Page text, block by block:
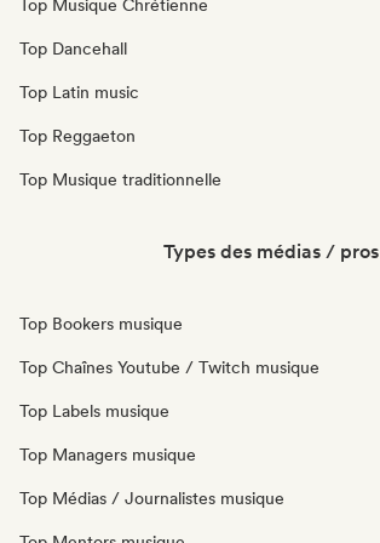
Top Musique Chrétienne
Top Dancehall
Top Latin music
Top Reggaeton
Top Musique traditionnelle
Types des médias / pros
Top Bookers musique
Top Chaînes Youtube / Twitch musique
Top Labels musique
Top Managers musique
Top Médias / Journalistes musique